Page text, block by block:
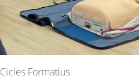
Cicles Formatius